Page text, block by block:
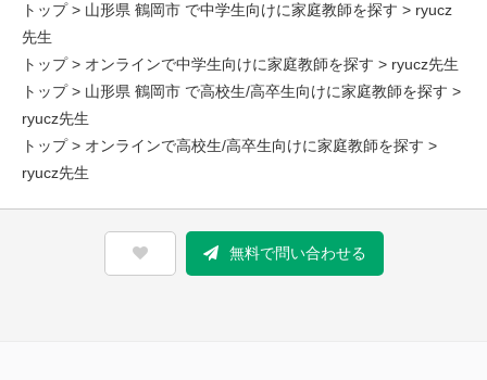
トップ> 山形県 鶴岡市 で中学生向けに家庭教師を探す > ryucz
先生
トップ> オンラインで中学生向けに家庭教師を探す > ryucz先生
トップ> 山形県 鶴岡市 で高校生/高卒生向けに家庭教師を探す >
ryucz先生
トップ> オンラインで高校生/高卒生向けに家庭教師を探す >
ryucz先生
無料で問い合わせる